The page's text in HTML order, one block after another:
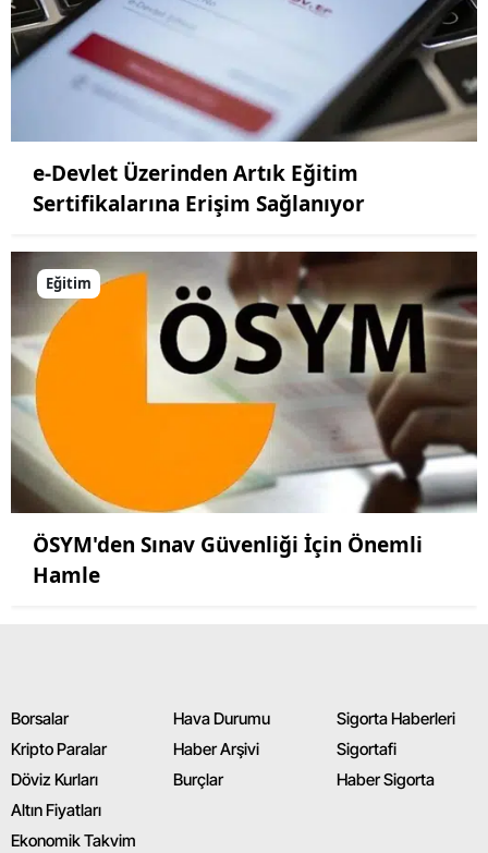
e-Devlet Üzerinden Artık Eğitim
Sertifikalarına Erişim Sağlanıyor
Eğitim
ÖSYM'den Sınav Güvenliği İçin Önemli
Hamle
Borsalar
Kripto Paralar
Döviz Kurları
Altın Fiyatları
Ekonomik Takvim
Hava Durumu
Haber Arşivi
Burçlar
Sigorta Haberleri
Sigortafi
Haber Sigorta